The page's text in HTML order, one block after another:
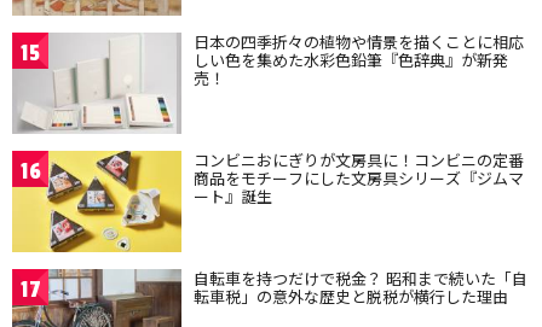
15 日本の四季折々の植物や情景を描くことに相応
しい色を集めた水彩色鉛筆『色辞典』が新発
売！
16 コンビニおにぎりが文房具に！コンビニの定番
商品をモチーフにした文房具シリーズ『ジムマ
ート』誕生
17 自転車を持つだけで税金？ 昭和まで続いた「自
転車税」の意外な歴史と脱税が横行した理由